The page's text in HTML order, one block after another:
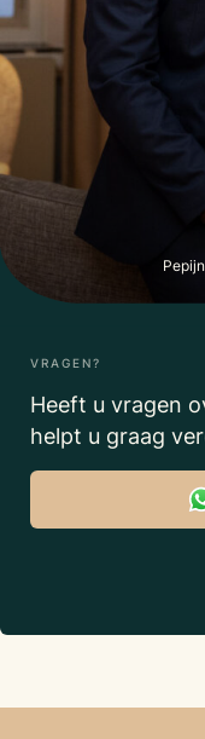
VRAGEN?
Heeft u vragen
helpt u graag